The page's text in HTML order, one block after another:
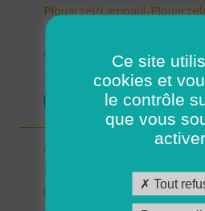
Plouarzel/Lampaul-
29 - Finistère
26/12/2025
Auxiliaire de vie/ aide à
Lanildut, Porspoder,
(H/F)
Ce site
cookies et
le contrôle
que vous
activer
Tout